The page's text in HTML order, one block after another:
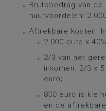
Brutobedrag van de
huurvoordelen:
Aftrekbare kosten:
2.000 euro x
2/3 van het
inkomen: 2/3 x
euro;
800 euro is
en de